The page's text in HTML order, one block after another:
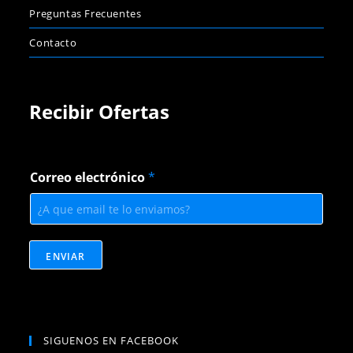
Preguntas Frecuentes
Contacto
Recibir Ofertas
o
r
e
o
o
e
Correo electrónico*
ENVIAR
SIGUENOS EN FACEBOOK